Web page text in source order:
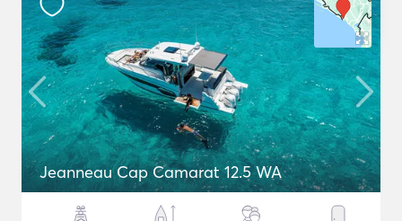
Jeanneau Cap Camarat 12.5 WA